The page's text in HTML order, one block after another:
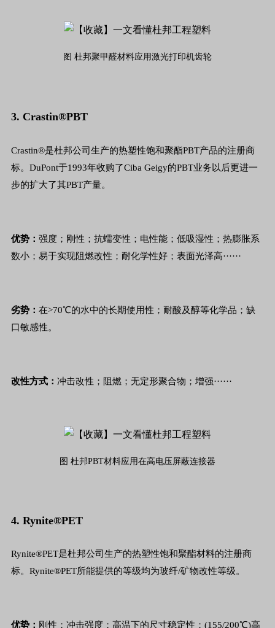
图 杜邦聚甲醛材料应用激光打印机齿轮
3. Crastin®PBT
Crastin®是杜邦公司生产的热塑性饱和聚酯PBT产品的注册商
标。DuPont于1993年收购了Ciba Geigy的PBT业务以后更进一
步的扩大了其PBT产量。
优势： 强度；刚性；抗蠕变性；电性能；低吸湿性；热膨胀系
数小；易于实现阻燃改性；耐化学性好；表面光泽高······
劣势： 在>70℃的水中的长期使用性；耐酸及醇等化学品；缺
口敏感性。
改性方式： 冲击改性；阻燃；无定形聚合物；增强······
图 杜邦PBT材料应用在高电压屏蔽连接器
4. Rynite®PET
Rynite®PET是杜邦公司生产的热塑性饱和聚酯材料的注册商
标。Rynite®PET所能提供的等级均为玻纤/矿物改性等级。
优势： 刚性；冲击强度；高温下的尺寸稳定性；(155/200℃)高